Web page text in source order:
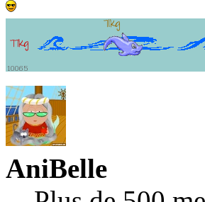
AniBelle